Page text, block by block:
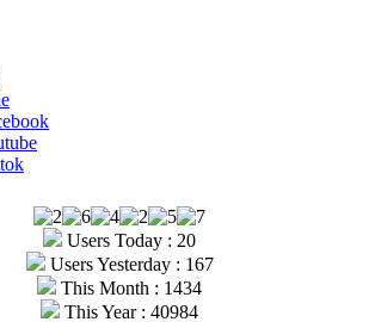
Users Today : 20
Users Yesterday : 167
This Month : 1434
This Year : 40984